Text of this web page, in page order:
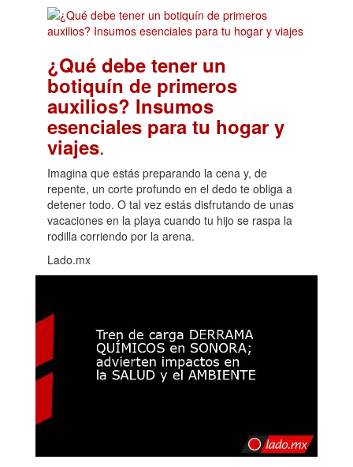
¿Qué debe tener un
botiquín de primeros
auxilios? Insumos
esenciales para tu hogar y
viajes.
Imagina que estás preparando la cena y, de
repente, un corte profundo en el dedo te obliga a
detener todo. O tal vez estás disfrutando de unas
vacaciones en la playa cuando tu hijo se raspa la
rodilla corriendo por la arena.
Lado.mx